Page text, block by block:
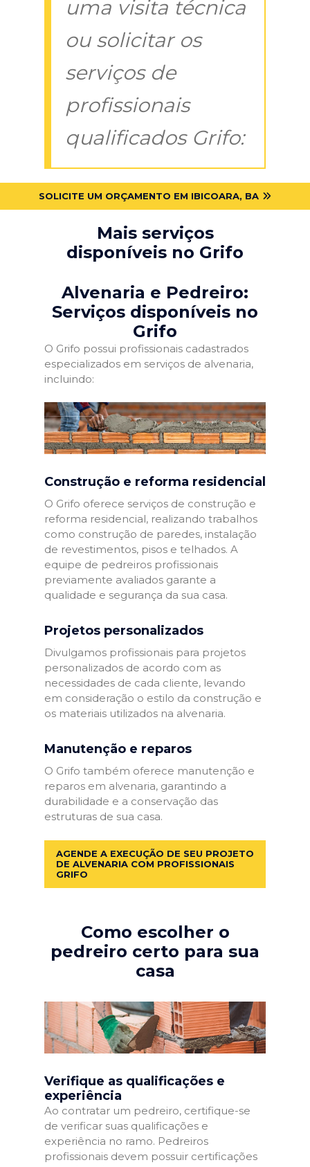
uma visita técnica
ou solicitar os
serviços de
profissionais
qualificados Grifo:
SOLICITE UM ORÇAMENTO EM IBICOARA, BA
Mais serviços
disponíveis no Grifo
Alvenaria e Pedreiro:
Serviços disponíveis no
Grifo
O Grifo possui profissionais cadastrados
especializados em serviços de alvenaria,
incluindo:
Construção e reforma residencial
O Grifo oferece serviços de construção e
reforma residencial, realizando trabalhos
como construção de paredes, instalação
de revestimentos, pisos e telhados. A
equipe de pedreiros profissionais
previamente avaliados garante a
qualidade e segurança da sua casa.
Projetos personalizados
Divulgamos profissionais para projetos
personalizados de acordo com as
necessidades de cada cliente, levando
em consideração o estilo da construção e
os materiais utilizados na alvenaria.
Manutenção e reparos
O Grifo também oferece manutenção e
reparos em alvenaria, garantindo a
durabilidade e a conservação das
estruturas de sua casa.
AGENDE A EXECUÇÃO DE SEU PROJETO
DE ALVENARIA COM PROFISSIONAIS
GRIFO
Como escolher o
pedreiro certo para sua
casa
Verifique as qualificações e
experiência
Ao contratar um pedreiro, certifique-se
de verificar suas qualificações e
experiência no ramo. Pedreiros
profissionais devem possuir certificações